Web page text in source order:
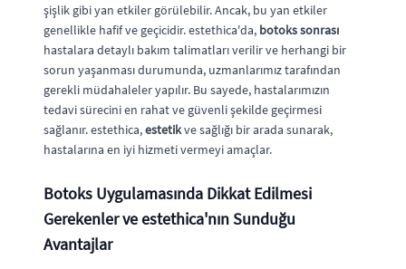
şişlik gibi yan etkiler görülebilir. Ancak, bu yan etkiler
genellikle hafif ve geçicidir. estethica'da, botoks sonrası
hastalara detaylı bakım talimatları verilir ve herhangi bir
sorun yaşanması durumunda, uzmanlarımız tarafından
gerekli müdahaleler yapılır. Bu sayede, hastalarımızın
tedavi sürecini en rahat ve güvenli şekilde geçirmesi
sağlanır. estethica,estetikve sağlığı bir arada sunarak,
hastalarına en iyi hizmeti vermeyi amaçlar.
Botoks Uygulamasında Dikkat Edilmesi
Gerekenler ve estethica'nın Sunduğu
Avantajlar